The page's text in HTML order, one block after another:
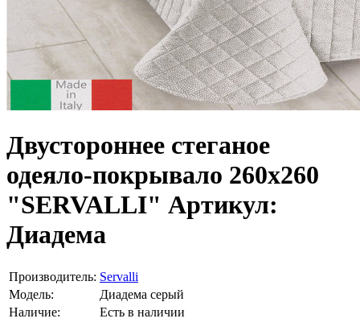
Двустороннее стеганое
одеяло-покрывало 260х260
"SERVALLI" Артикул:
Диадема
Производитель: Servalli
Модель:
Диадема серый
Наличие:
Есть в наличии